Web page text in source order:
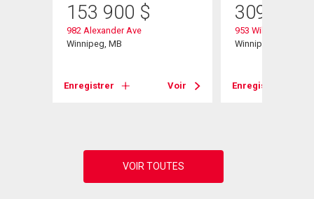
153 900 $
982 Alexander Ave
Winnipeg, MB
Enregistrer Voir
309 000
953 William Ave
Winnipeg, MB
Enregistrer